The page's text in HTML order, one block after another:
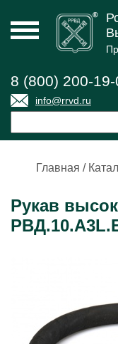
8 (800) 200-19-
info@rrvd.ru
Главная /
Рукав